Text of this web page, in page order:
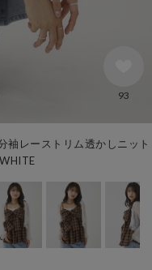
袖レーストリム透かしニット
93